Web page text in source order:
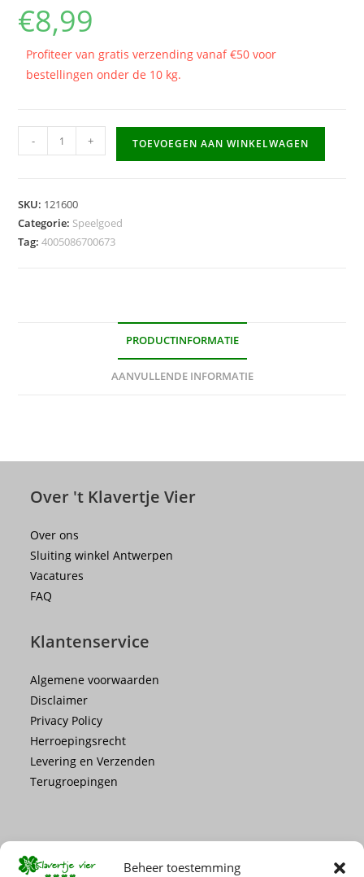
Beheer toestemming
€8,99
Profiteer van gratis verzending vanaf €50 voor
bestellingen onder de 10 kg.
Afrikaan
- + TOEVOEGEN AAN WINKELWAGEN
SKU: 121600
Categorie: Speelgoed
Tag:4005086700673
PRODUCTINFORMATIE
AANVULLENDE INFORMATIE
Over 't Klavertje Vier
Over ons
Sluiting winkel Antwerpen
Vacatures
FAQ
Klantenservice
Algemene voorwaarden
Disclaimer
Privacy Policy
Herroepingsrecht
Levering en Verzenden
Terugroepingen